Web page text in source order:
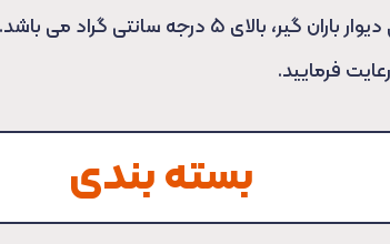
۵ درجه سانتی گراد می باشد.
فرمایید.
بسته بندی